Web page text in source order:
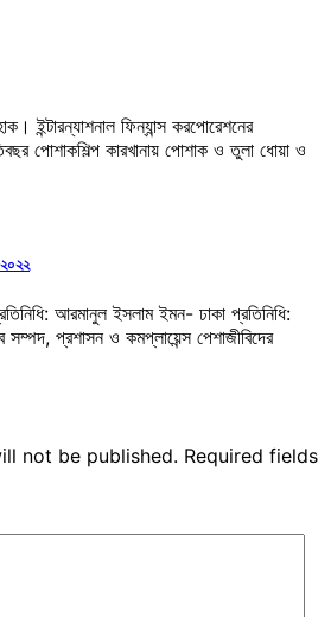
ইন্টারন্যাশনাল ফিন্যান্স করপোরেশনের
পোশাকশিল্প কারখানায় পোশাক ও তুলা ধোয়া ও
২০২২
আরমানুল ইসলাম ইমন- ঢাকা প্রতিনিধি:
সম্পদ, প্রশাসন ও কমপ্লায়েন্স পেশাজীবিদের
not be published. Required fields